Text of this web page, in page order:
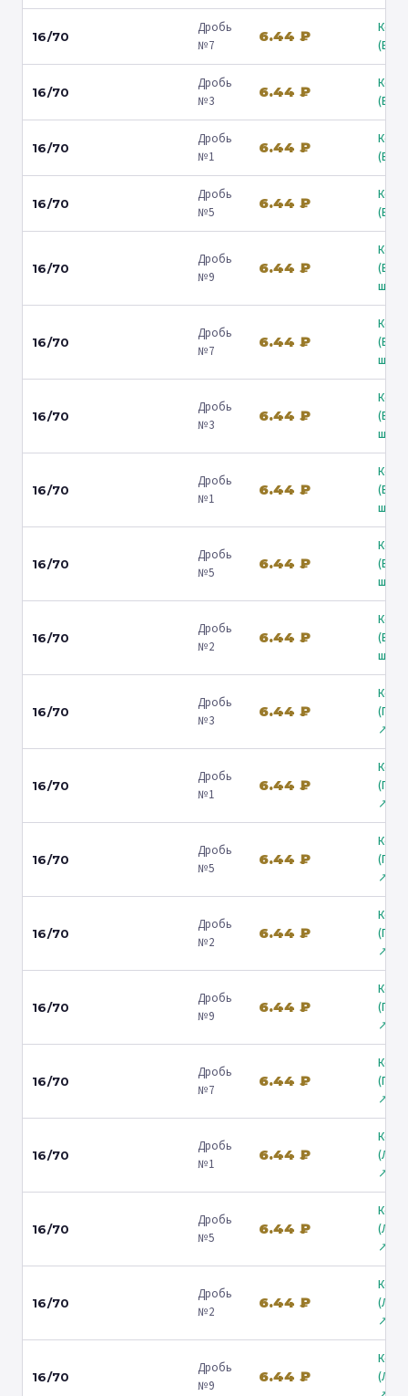
16/70
Дробь
№7
6.44 ₽
16/70
Дробь
№3
6.44 ₽
16/70
Дробь
№1
6.44 ₽
16/70
Дробь
№5
6.44 ₽
16/70
Дробь
№9
6.44 ₽
ш.) ↗
16/70
Дробь
№7
6.44 ₽
ш.) ↗
16/70
Дробь
№3
6.44 ₽
ш.) ↗
16/70
Дробь
№1
6.44 ₽
ш.) ↗
16/70
Дробь
№5
6.44 ₽
ш.) ↗
16/70
Дробь
№2
6.44 ₽
ш.) ↗
16/70
Дробь
№3
6.44 ₽
↗
16/70
Дробь
№1
6.44 ₽
↗
16/70
Дробь
№5
6.44 ₽
↗
16/70
Дробь
№2
6.44 ₽
↗
16/70
Дробь
№9
6.44 ₽
↗
16/70
Дробь
№7
6.44 ₽
↗
16/70
Дробь
№1
6.44 ₽
↗
16/70
Дробь
№5
6.44 ₽
↗
16/70
Дробь
№2
6.44 ₽
↗
16/70
Дробь
№9
6.44 ₽